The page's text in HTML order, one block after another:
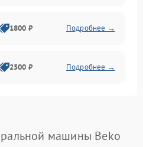
1800 ₽ Подробнее →
2500 ₽ Подробнее →
Подробнее →
машины Beko